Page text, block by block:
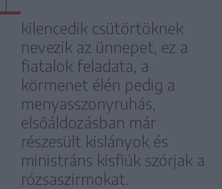
kilencedik csütörtöknek
nevezik az ünnepet, ez a
fiatalok feladata, a
körmenet élén pedig a
menyasszonyruhás,
elsőáldozásban már
részesült kislányok és
ministráns kisfiúk szórjak a
rózsaszirmokat.